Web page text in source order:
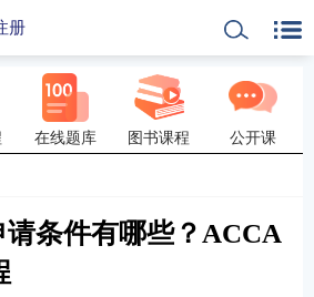
册
在线题库 图书课程 公开课
条件有哪些？ACCA